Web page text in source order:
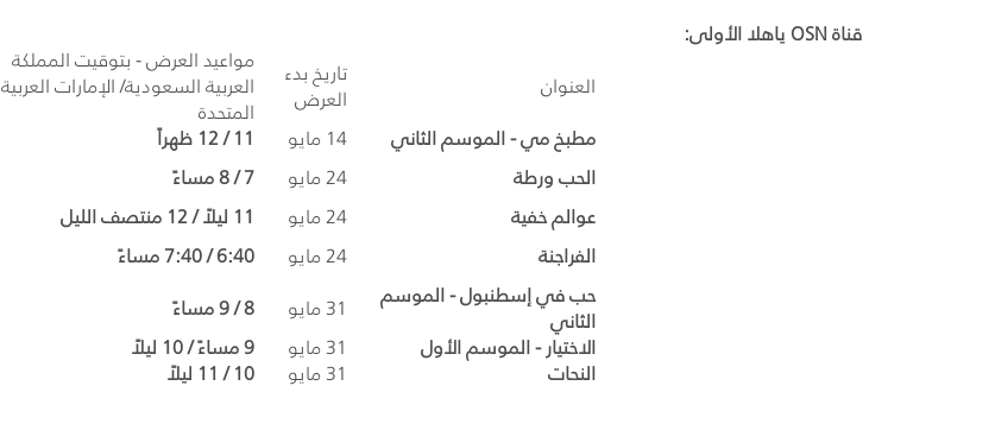
قناةOSNياهلا الأولى:
العنوان
تاريخ بدء
العرض
مواعيد العرض - بتوقيت المملكة
العربية السعودية/ الإمارات العربية
المتحدة
مطبخ مي - الموسم الثاني
14 مايو 11 / 12 ظهراً
الحب ورطة
24 مايو 7 / 8 مساءً
عوالم خفية 24 مايو 11 ليلاً / 12 منتصف الليل
الفراجنة
24 مايو 6:40
/7:40 مساءً
حب في إسطنبول - الموسم
الثاني 31 مايو 8 / 9 مساءً
الاختيار - الموسم الأول
31 مايو 9 مساءً / 10 ليلاً
النحات 31 مايو 10 / 11 ليلاً